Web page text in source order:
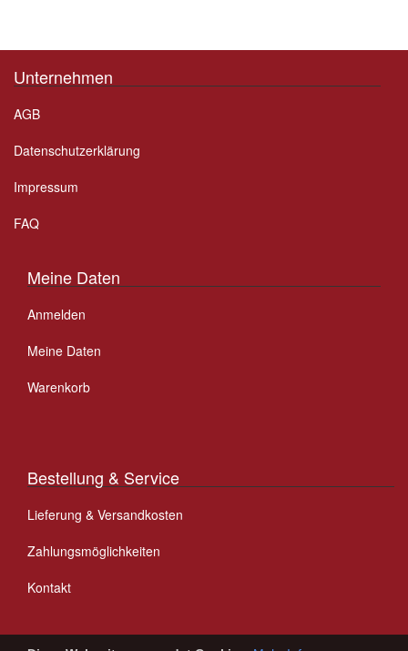
Unternehmen
AGB
Datenschutzerklärung
Impressum
FAQ
Meine Daten
Anmelden
Meine Daten
Warenkorb
Bestellung & Service
Lieferung & Versandkosten
Zahlungsmöglichkeiten
Kontakt